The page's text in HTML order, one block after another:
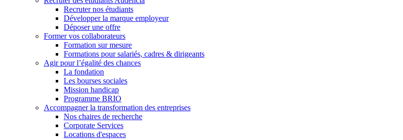
Recruter nos étudiants
Développer la marque employeur
Déposer une offre
Former vos collaborateurs
Formation sur mesure
Formations pour salariés, cadres & dirigeants
Agir pour l’égalité des chances
La fondation
Les bourses sociales
Mission handicap
Programme BRIO
Accompagner la transformation des entreprises
Nos chaires de recherche
Corporate Services
Locations d'espaces